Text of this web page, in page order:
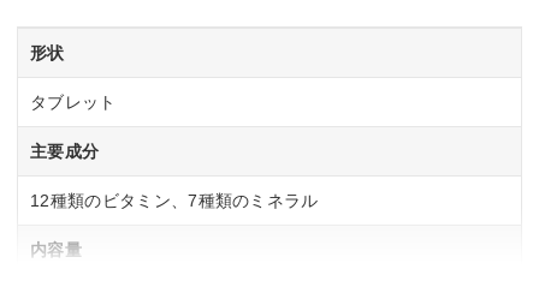
形状
タブレット
主要成分
12種類のビタミン、7種類のミネラル
内容量